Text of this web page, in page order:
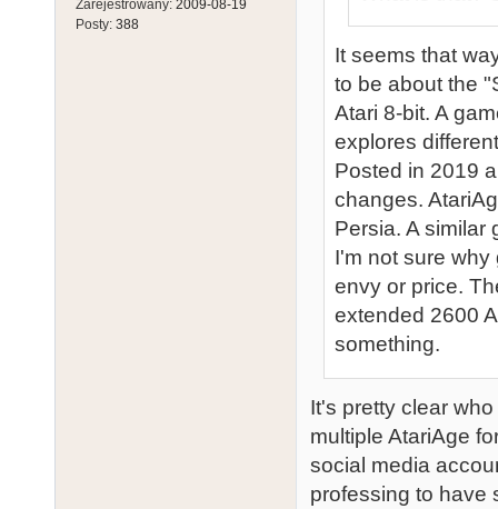
Zarejestrowany: 2009-08-19
Posty: 388
It seems that
to be about the
Atari 8-bit. A
explores
Posted in 2019
changes.
Persia. A similar
I'm not sure
envy or price.
extended 2600
something.
It's pretty clear
multiple AtariAge
social media
professing to have